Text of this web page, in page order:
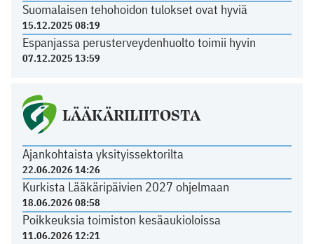
Suomalaisen tehohoidon tulokset ovat hyviä
15.12.2025 08:19
Espanjassa perusterveydenhuolto toimii hyvin
07.12.2025 13:59
LÄÄKÄRILIITOSTA
Ajankohtaista yksityissektorilta
22.06.2026 14:26
Kurkista Lääkäripäivien 2027 ohjelmaan
18.06.2026 08:58
Poikkeuksia toimiston kesäaukioloissa
11.06.2026 12:21